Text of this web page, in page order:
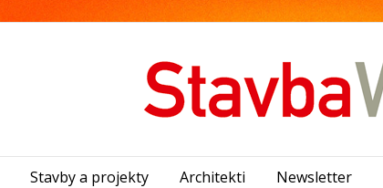
Stavby a projekty Architekti Newsletter